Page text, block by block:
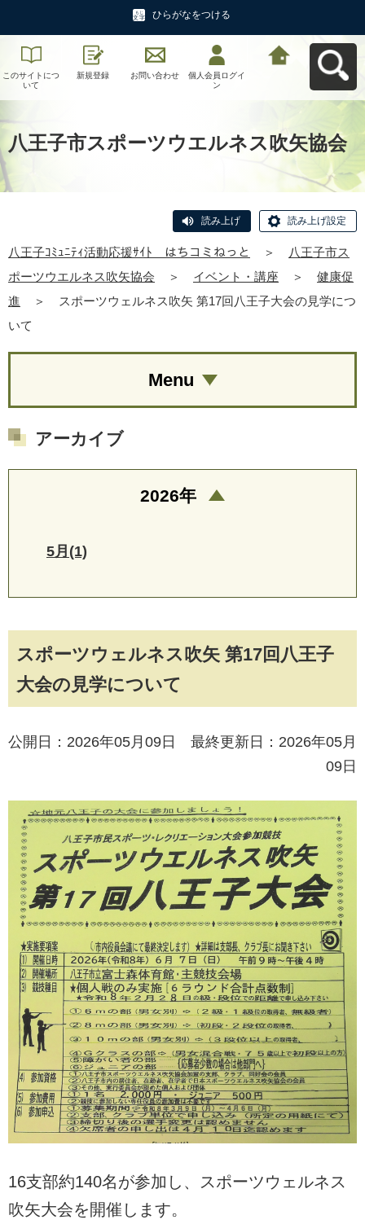
ひらがなをつける
このサイトにつ
いて
新規登録 お問い合わせ
個人会員ログイ
ン
八王子市スポーツウエルネス吹矢協会
読み上げ 読み上げ設定
八王子ｺﾐｭﾆﾃｨ活動応援ｻｲﾄ はちコミねっと ＞
八王子市ス
ポーツウエルネス吹矢協会
＞ イベント・講座 ＞
健康促
進
＞
スポーツウェルネス吹矢 第17回八王子大会の見学につ
いて
スポーツウェルネス吹矢 第17回八王子
大会の見学について
公開日：2026年05月09日 最終更新日：2026年05月
09日
16支部約140名が参加し、スポーツウェルネス
吹矢大会を開催します。
Menu
アーカイブ
2026年
5月(1)